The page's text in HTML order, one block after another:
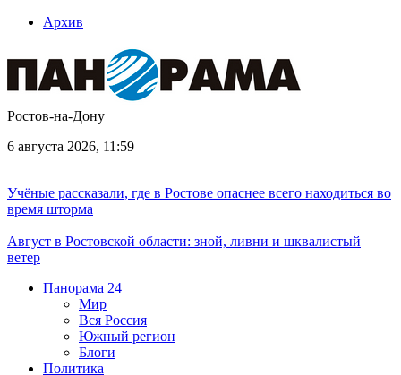
Архив
Ростов-на-Дону
6 августа 2026, 11:59
Учёные рассказали, где в Ростове опаснее всего находиться во
время шторма
Август в Ростовской области: зной, ливни и шквалистый
ветер
Панорама 24
Мир
Вся Россия
Южный регион
Блоги
Политика